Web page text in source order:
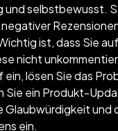
und selbstbewusst.
ist, dass Sie
nicht
ein, lösen Sie das
Sie ein Produkt-
Glaubwürdigkeit und
ein.